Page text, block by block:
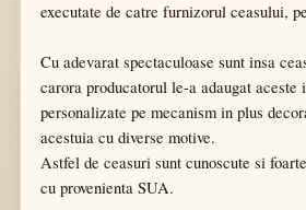
executate de catre furnizorul ceasului,
Cu adevarat spectaculoase sunt insa
carora producatorul le-a adaugat aceste
personalizate pe mecanism in plus
acestuia cu diverse motive.
Astfel de ceasuri sunt cunoscute si
cu provenienta SUA.